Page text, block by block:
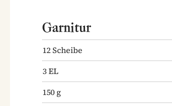
Garnitur
12Scheibe
3EL
150 g